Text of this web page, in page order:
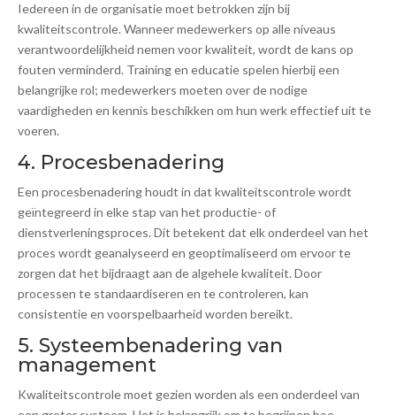
Iedereen in de organisatie moet betrokken zijn bij
kwaliteitscontrole. Wanneer medewerkers op alle niveaus
verantwoordelijkheid nemen voor kwaliteit, wordt de kans op
fouten verminderd. Training en educatie spelen hierbij een
belangrijke rol; medewerkers moeten over de nodige
vaardigheden en kennis beschikken om hun werk effectief uit te
voeren.
4. Procesbenadering
Een procesbenadering houdt in dat kwaliteitscontrole wordt
geïntegreerd in elke stap van het productie- of
dienstverleningsproces. Dit betekent dat elk onderdeel van het
proces wordt geanalyseerd en geoptimaliseerd om ervoor te
zorgen dat het bijdraagt aan de algehele kwaliteit. Door
processen te standaardiseren en te controleren, kan
consistentie en voorspelbaarheid worden bereikt.
5. Systeembenadering van
management
Kwaliteitscontrole moet gezien worden als een onderdeel van